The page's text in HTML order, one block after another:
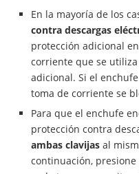
En la mayoría de los
contra descargas
protección adicional
corriente que se
adicional. Si el
toma de corriente se
Para que el enchufe
protección contra
ambas clavijas al
continuación,